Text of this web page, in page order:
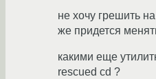
не хочу грешить
же придется
какими еще
rescued cd ?